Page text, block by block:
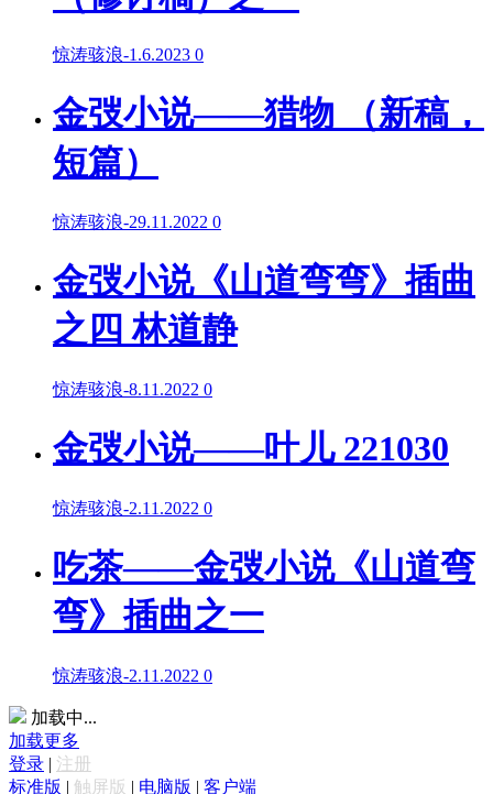
惊涛骇浪-1.6.2023 0
金弢小说——猎物 （新稿，
短篇）
惊涛骇浪-29.11.2022 0
金弢小说《山道弯弯》插曲
之四 林道静
惊涛骇浪-8.11.2022 0
金弢小说——叶儿 221030
惊涛骇浪-2.11.2022 0
吃茶——金弢小说《山道弯
弯》插曲之一
惊涛骇浪-2.11.2022 0
加载中...
加载更多
登录 | 注册
标准版 | 触屏版 | 电脑版 | 客户端